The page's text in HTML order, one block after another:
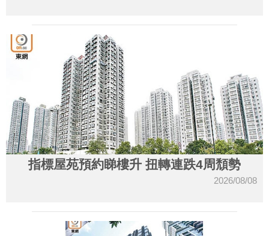
指標屋苑預約睇樓升 扭轉連跌4周頹勢
2026/08/08